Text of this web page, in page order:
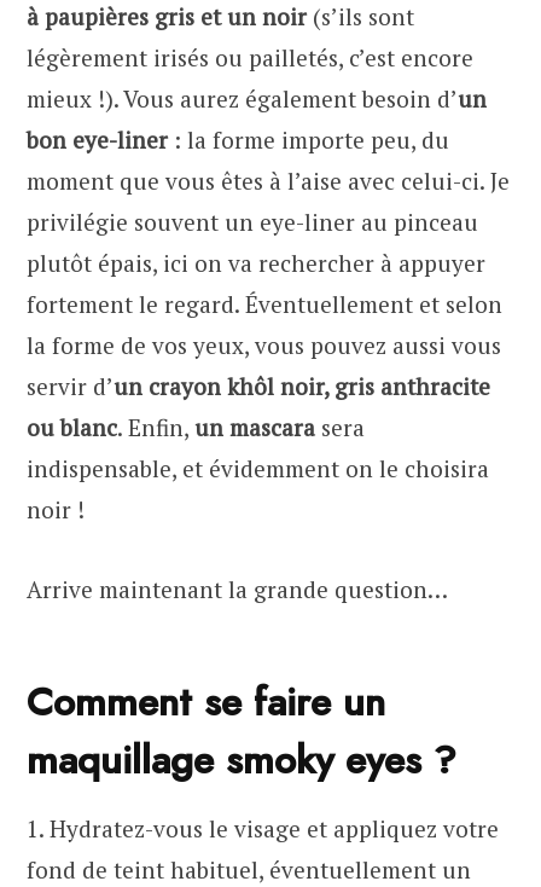
à paupières gris et un noir(s’ils sont
légèrement irisés ou pailletés, c’est encore
mieux !). Vous aurez également besoin d’un
bon eye-liner: la forme importe peu, du
moment que vous êtes à l’aise avec celui-ci. Je
privilégie souvent un eye-liner au pinceau
plutôt épais, ici on va rechercher à appuyer
fortement le regard. Éventuellement et selon
la forme de vos yeux, vous pouvez aussi vous
servir d’un crayon khôl noir, gris anthracite
ou blanc. Enfin, un mascara sera
indispensable, et évidemment on le choisira
noir !
Arrive maintenant la grande question…
Comment se faire un
maquillage smoky eyes ?
1. Hydratez-vous le visage et appliquez votre
fond de teint habituel, éventuellement un